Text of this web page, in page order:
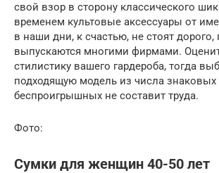
свой взор в сторону классического
временем культовые аксессуары от
в наши дни, к счастью, не стоят дорого,
выпускаются многими фирмами.
стилистику вашего гардероба, тогда
подходящую модель из числа знаковых
беспроигрышных не составит труда.
Фото:
Сумки для женщин 40-50 лет